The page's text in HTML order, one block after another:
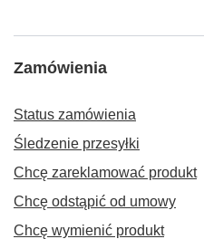
Zamówienia
Status zamówienia
Śledzenie przesyłki
Chcę zareklamować produkt
Chcę odstąpić od umowy
Chcę wymienić produkt